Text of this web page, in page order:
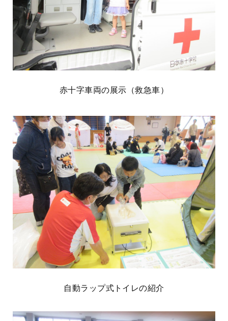
赤十字車両の展示（救急車）
自動ラップ式トイレの紹介